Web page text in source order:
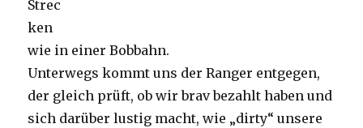
Strec
ken
wie in einer Bobbahn.
Unterwegs kommt uns der Ranger entgegen,
der gleich prüft, ob wir brav bezahlt haben und
sich darüber lustig macht, wie „dirty“ unsere